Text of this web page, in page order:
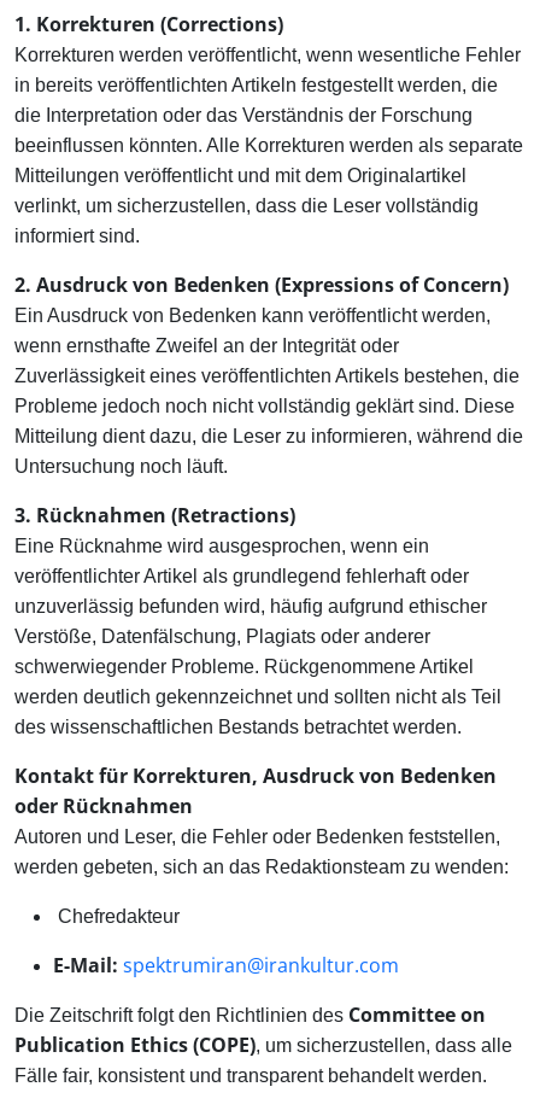
1. Korrekturen (Corrections)
Korrekturen werden veröffentlicht, wenn wesentliche Fehler
in bereits veröffentlichten Artikeln festgestellt werden, die
die Interpretation oder das Verständnis der Forschung
beeinflussen könnten. Alle Korrekturen werden als separate
Mitteilungen veröffentlicht und mit dem Originalartikel
verlinkt, um sicherzustellen, dass die Leser vollständig
informiert sind.
2. Ausdruck von Bedenken (Expressions of Concern)
Ein Ausdruck von Bedenken kann veröffentlicht werden,
wenn ernsthafte Zweifel an der Integrität oder
Zuverlässigkeit eines veröffentlichten Artikels bestehen, die
Probleme jedoch noch nicht vollständig geklärt sind. Diese
Mitteilung dient dazu, die Leser zu informieren, während die
Untersuchung noch läuft.
3. Rücknahmen (Retractions)
Eine Rücknahme wird ausgesprochen, wenn ein
veröffentlichter Artikel als grundlegend fehlerhaft oder
unzuverlässig befunden wird, häufig aufgrund ethischer
Verstöße, Datenfälschung, Plagiats oder anderer
schwerwiegender Probleme. Rückgenommene Artikel
werden deutlich gekennzeichnet und sollten nicht als Teil
des wissenschaftlichen Bestands betrachtet werden.
Kontakt für Korrekturen, Ausdruck von Bedenken
oder Rücknahmen
Autoren und Leser, die Fehler oder Bedenken feststellen,
werden gebeten, sich an das Redaktionsteam zu wenden:
Chefredakteur
E-Mail: spektrumiran@irankultur.com
Die Zeitschrift folgt den Richtlinien des Committee on
Publication Ethics (COPE), um sicherzustellen, dass alle
Fälle fair, konsistent und transparent behandelt werden.